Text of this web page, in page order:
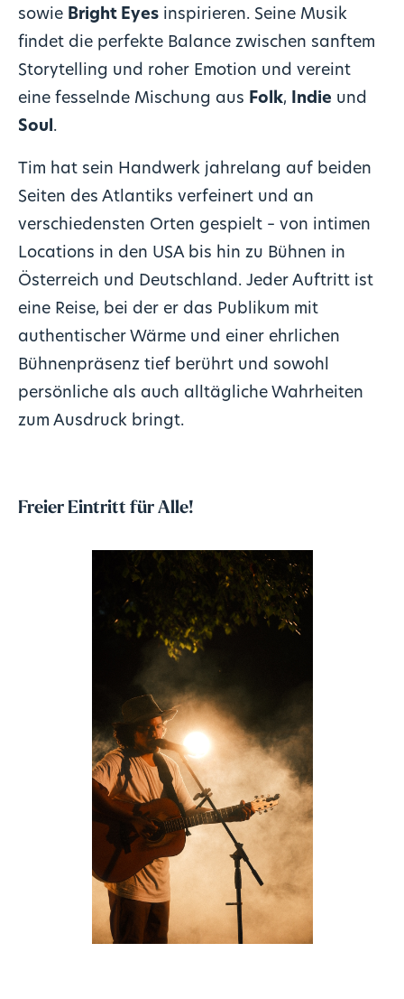
sowie Bright Eyesinspirieren. Seine Musik
findet die perfekte Balance zwischen sanftem
Storytelling und roher Emotion und vereint
eine fesselnde Mischung aus Folk, Indie und
Soul.
Tim hat sein Handwerk jahrelang auf beiden
Seiten des Atlantiks verfeinert und an
verschiedensten Orten gespielt – von intimen
Locations in den USA bis hin zu Bühnen in
Österreich und Deutschland. Jeder Auftritt ist
eine Reise, bei der er das Publikum mit
authentischer Wärme und einer ehrlichen
Bühnenpräsenz tief berührt und sowohl
persönliche als auch alltägliche Wahrheiten
zum Ausdruck bringt.
Freier Eintritt für Alle!